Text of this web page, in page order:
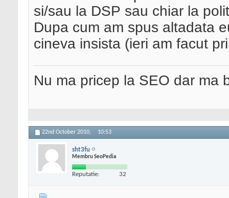
si/sau la DSP sau chiar la
Dupa cum am spus altadata
cineva insista (ieri am facut
Nu ma pricep la SEO dar ma
22nd October 2010, 10:53
sht3fu
Membru SeoPedia
Reputatie: 32